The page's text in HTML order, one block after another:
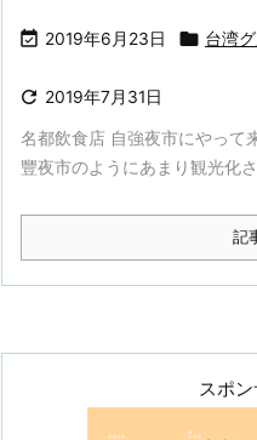
 2019年6月23日  台湾
 2019年7月31日
名都飲食店 自強夜市にやって
豐夜市のようにあまり観光化
記
スポ